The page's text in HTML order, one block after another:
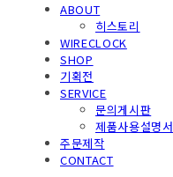
ABOUT
히스토리
WIRECLOCK
SHOP
기획전
SERVICE
문의게시판
제품사용설명서
주문제작
CONTACT